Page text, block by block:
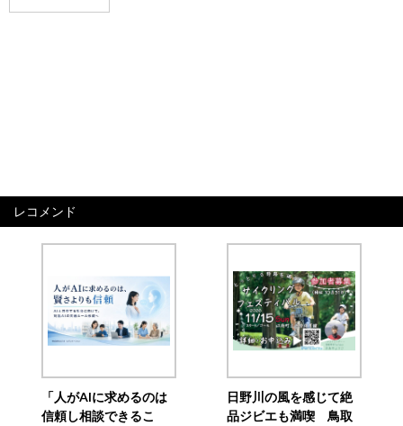
レコメンド
「人がAIに求めるのは
信頼し相談できるこ
日野川の風を感じて絶
品ジビエも満喫 鳥取